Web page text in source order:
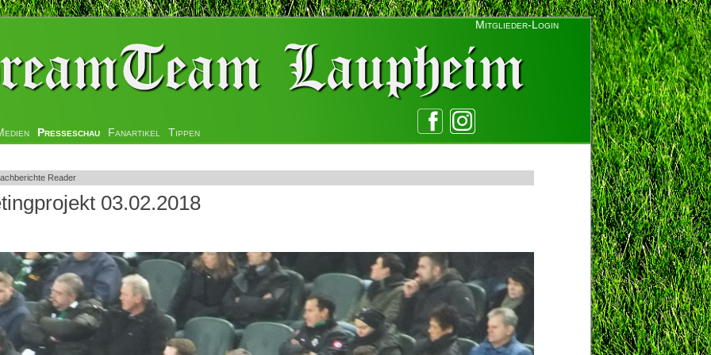
Mitglieder-Login
Presseschau Fanartikel Tippen
Reader
03.02.2018